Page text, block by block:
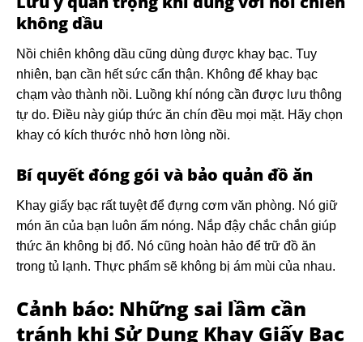
không dầu
Nồi chiên không dầu cũng dùng được khay bạc. Tuy
nhiên, bạn cần hết sức cẩn thận. Không để khay bạc
chạm vào thành nồi. Luồng khí nóng cần được lưu thông
tự do. Điều này giúp thức ăn chín đều mọi mặt. Hãy chọn
khay có kích thước nhỏ hơn lòng nồi.
Bí quyết đóng gói và bảo quản đồ ăn
Khay giấy bạc rất tuyệt để đựng cơm văn phòng. Nó giữ
món ăn của bạn luôn ấm nóng. Nắp đậy chắc chắn giúp
thức ăn không bị đổ. Nó cũng hoàn hảo để trữ đồ ăn
trong tủ lạnh. Thực phẩm sẽ không bị ám mùi của nhau.
Cảnh báo: Những sai lầm cần
tránh khi Sử Dụng Khay Giấy Bạc